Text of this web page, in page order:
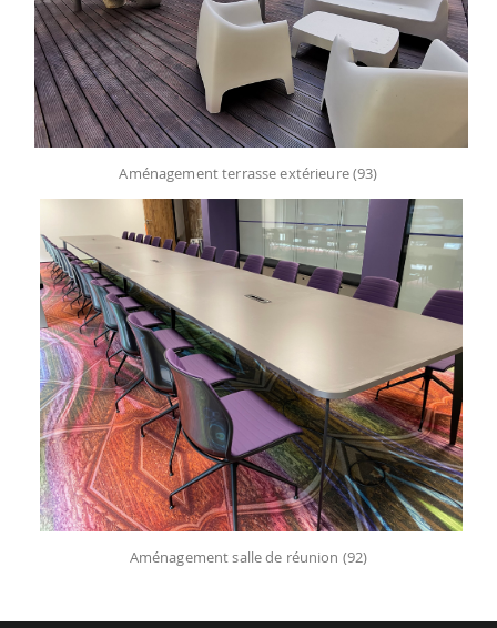
Aménagement terrasse extérieure (93)
Aménagement salle de réunion (92)